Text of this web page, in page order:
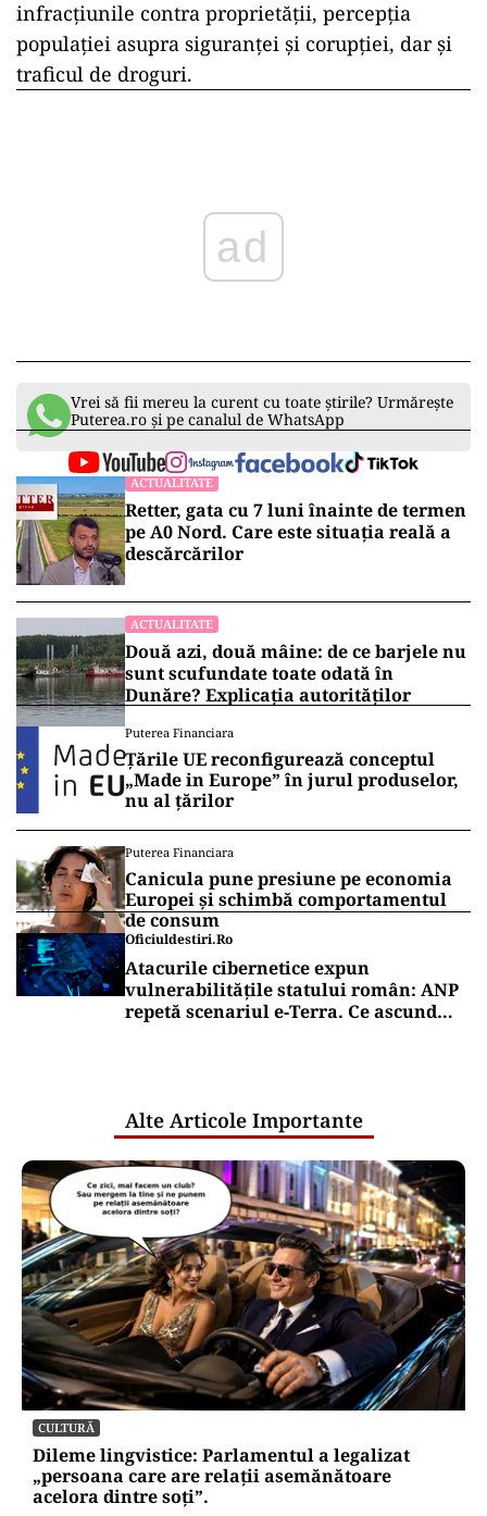
infracțiunile contra proprietății, percepția
populației asupra siguranței și corupției, dar și
traficul de droguri.
ad
Vrei să fii mereu la curent cu toate știrile? Urmărește
Puterea.ro și pe canalul de WhatsApp
ACTUALITATE
Retter, gata cu 7 luni înainte de termen
pe A0 Nord. Care este situația reală a
descărcărilor
ACTUALITATE
Două azi, două mâine: de ce barjele nu
sunt scufundate toate odată în
Dunăre? Explicația autorităților
Puterea Financiara
Țările UE reconfigurează conceptul
„Made in Europe” în jurul produselor,
nu al țărilor
Puterea Financiara
Canicula pune presiune pe economia
Europei și schimbă comportamentul
de consum
Oficiuldestiri.ro
Atacurile cibernetice expun
vulnerabilitățile statului român: ANP
repetă scenariul e‑Terra. Ce ascund
Alte Articole Importante
CULTURĂ
Dileme lingvistice: Parlamentul a legalizat
„persoana care are relații asemănătoare
acelora dintre soți”.